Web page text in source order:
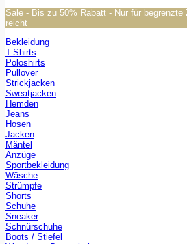
Sale - Bis zu 50% Rabatt - Nur für begrenzte
reicht
Bekleidung
T-Shirts
Poloshirts
Pullover
Strickjacken
Sweatjacken
Hemden
Jeans
Hosen
Jacken
Mäntel
Anzüge
Sportbekleidung
Wäsche
Strümpfe
Shorts
Schuhe
Sneaker
Schnürschuhe
Boots / Stiefel